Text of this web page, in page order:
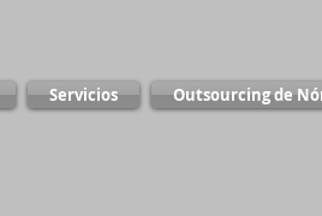
Servicios Outsourcing de